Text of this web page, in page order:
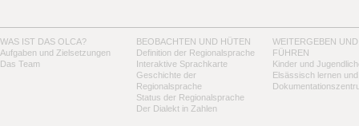
WAS IST DAS OLCA?
Aufgaben und Zielsetzungen
Das Team
BEOBACHTEN UND HÜTEN
Definition der Regionalsprache
Interaktive Sprachkarte
Geschichte der
Regionalsprache
Status der Regionalsprache
Der Dialekt in Zahlen
WEITERGEBEN UND
FÜHREN
Kinder und
Elsässisch lernen